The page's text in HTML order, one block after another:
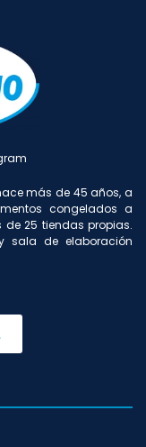
más de 45 años, a
congelados a
25 tiendas propias.
sala de elaboración